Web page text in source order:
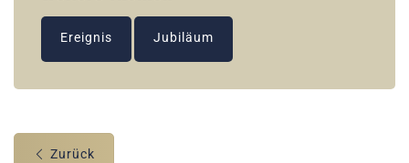
Ereignis Jubiläum
Zurück